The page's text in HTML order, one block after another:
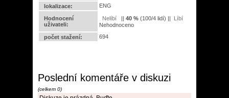
lokalizace:
ENG
Hodnocení
uživateli:
|| 40 % (100/4 lidí) ||
Nehodnoceno
počet stažení:
694
Poslední komentáře v diskuzi
(celkem 0)